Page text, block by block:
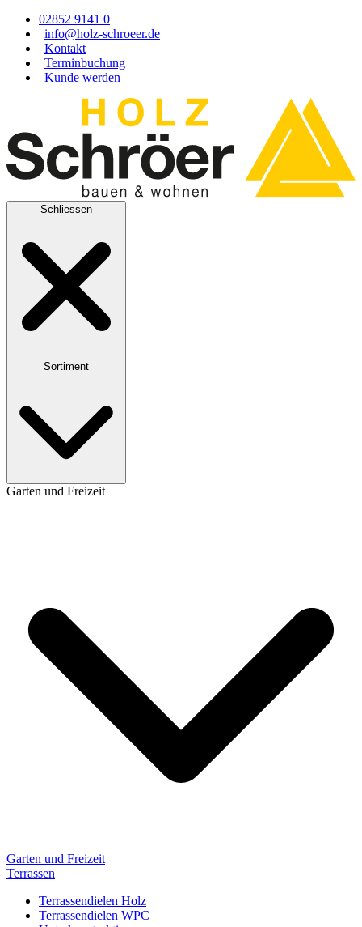
02852 9141 0
info@holz-schroeer.de
Kontakt
Terminbuchung
Kunde werden
Schliessen
Sortiment
Garten und Freizeit
Garten und Freizeit
Terrassen
Terrassendielen Holz
Terrassendielen WPC